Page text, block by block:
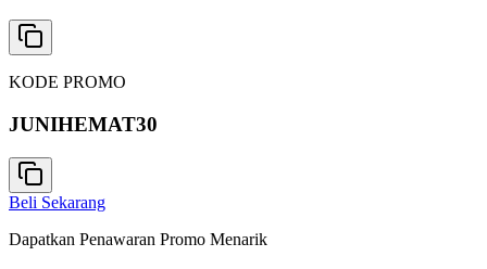
KODE PROMO
JUNIHEMAT30
Beli Sekarang
Dapatkan Penawaran Promo Menarik